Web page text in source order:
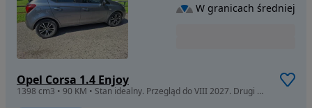
Opel Corsa 1.4 Enjoy
1398 cm3 • 90 KM • Stan idealny. Przegląd do VIII 2027. Drugi właściciel.ī
W granicach średniej